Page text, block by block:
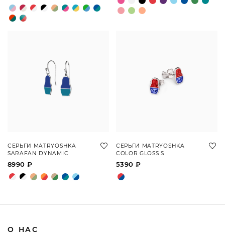
СЕРЬГИ MATRYOSHKA
SARAFAN DYNAMIC
8990 ₽
СЕРЬГИ MATRYOSHKA
COLOR GLOSS S
5390 ₽
О НАС